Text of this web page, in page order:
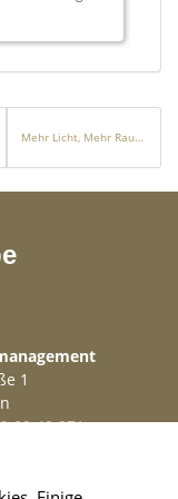
Mehr Licht, Mehr Raum, Mehr Leben
1
99 49 871